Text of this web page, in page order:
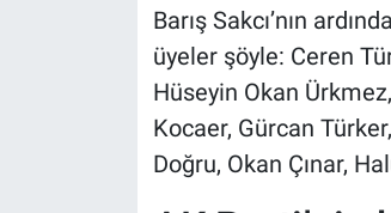
Barış Sakcı’nın
üyeler şöyle: Ceren
Hüseyin Okan
Kocaer, Gürcan
Doğru, Okan Çınar,